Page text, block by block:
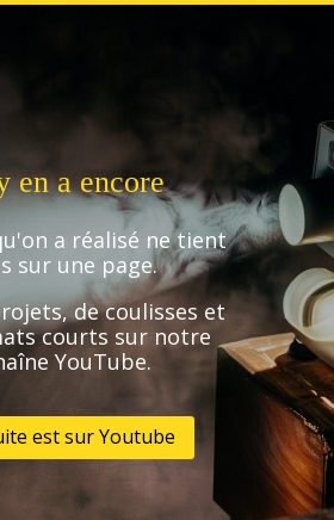
en a encore
a réalisé ne tient
sur une page.
de coulisses et
courts sur notre
YouTube.
est sur Youtube